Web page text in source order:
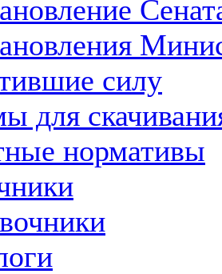
силу
для
нормативы